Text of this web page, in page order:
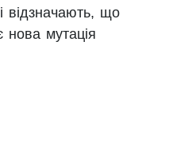
відзначають, що
нова мутація